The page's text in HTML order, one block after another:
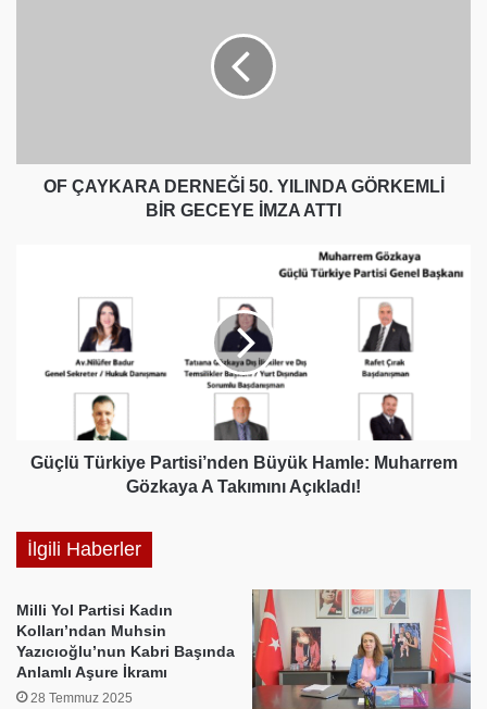
İMZA
ATTIOF ÇAYKARA DERNEĞİ 50. YILINDA GÖRKEMLİ
BİR GECEYE İMZA ATTI
Partisi’nden
Muharrem
Gözkaya
Takımını
Açıkladı!
Güçlü Türkiye Partisi’nden Büyük Hamle: Muharrem
Gözkaya A Takımını Açıkladı!
İlgili Haberler
Milli Yol Partisi Kadın
Kolları’ndan Muhsin
Yazıcıoğlu’nun Kabri Başında
Anlamlı Aşure İkramı
28 Temmuz 2025